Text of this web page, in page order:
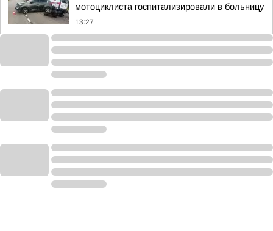
мотоциклиста госпитализировали в больницу
13:27